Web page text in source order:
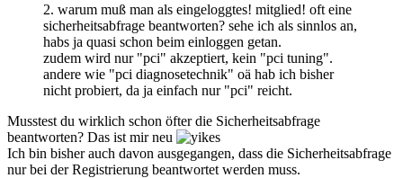
2. warum muß man als eingeloggtes! mitglied! oft eine
sicherheitsabfrage beantworten? sehe ich als sinnlos an,
habs ja quasi schon beim einloggen getan.
zudem wird nur "pci" akzeptiert, kein "pci tuning".
andere wie "pci diagnosetechnik" oä hab ich bisher
nicht probiert, da ja einfach nur "pci" reicht.
Musstest du wirklich schon öfter die Sicherheitsabfrage
beantworten? Das ist mir neu
Ich bin bisher auch davon ausgegangen, dass die Sicherheitsabfrage
nur bei der Registrierung beantwortet werden muss.